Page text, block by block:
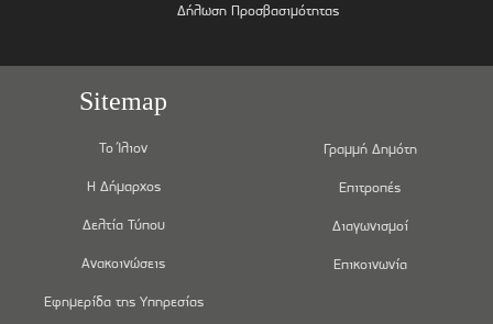
Δήλωση Προσβασιμότητας
Sitemap
Το Ίλιον
Η Δήμαρχος
Δελτία Τύπου
Ανακοινώσεις
Εφημερίδα της Υπηρεσίας
Γραμμή Δημότη
Επιτροπές
Διαγωνισμοί
Επικοινωνία